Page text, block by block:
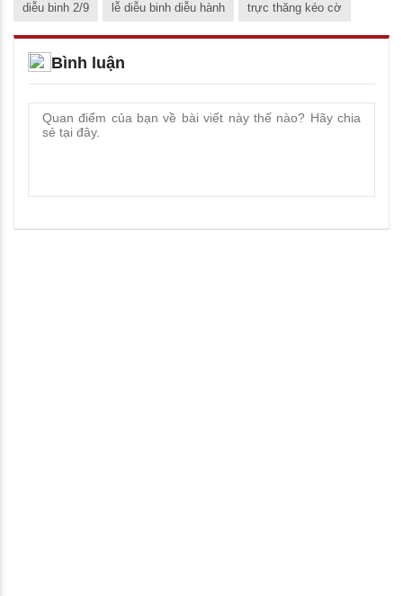
diễu binh 2/9 lễ diễu binh diễu hành trực thăng kéo cờ
Bình luận